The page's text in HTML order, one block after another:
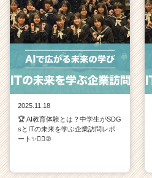
2025.11.18
🏆 AI教育体験とは？中学生がSDG
sとITの未来を学ぶ企業訪問レポ
ート✨💁‍♀️②